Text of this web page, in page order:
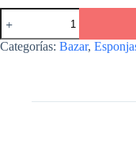
Lana
de
acero
en
Categorías: Bazar,